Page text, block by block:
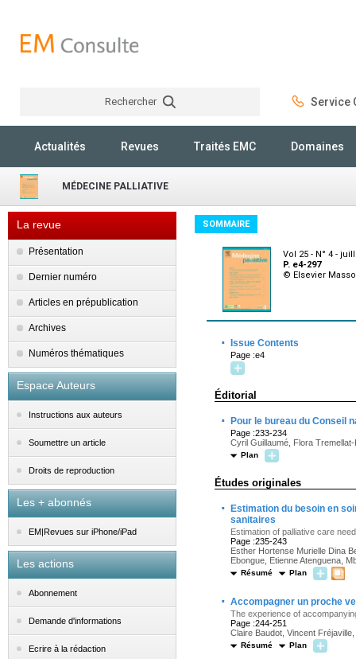
Rechercher Service
Actualités Revues Traités EMC Domaines
MÉDECINE PALLIATIVE
La revue
Présentation
Dernier numéro
Articles en prépublication
Archives
Numéros thématiques
Espace Auteurs
Instructions aux auteurs
Soumettre un article
Droits de reproduction
Les + abonnés
EM|Revues sur iPhone/iPad
Les actions
Abonnement
Demande d'informations
Ecrire à la rédaction
SOMMAIRE
Vol 25 - N° 4 -
P. e4-297
© Elsevier
· Issue Contents
Page :e4
Éditorial
· Pour le bureau du Conseil
Page :233-234
Cyril Guillaumé, Flora
Plan
Études originales
·
Estimation du besoin en
sanitaires
Estimation of palliative care
Page :235-243
Esther Hortense Murielle Dina
Ebongue, Etienne Atenguena,
Résumé Plan
· Accompagner un proche
The experience of
Page :244-251
Claire Baudot, Vincent
Résumé Plan